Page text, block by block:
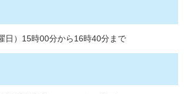
日）15時00分から16時40分まで